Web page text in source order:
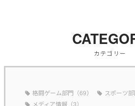
カテゴリー
格闘ゲーム部門（69）
スポーツ部
メディア情報（3）